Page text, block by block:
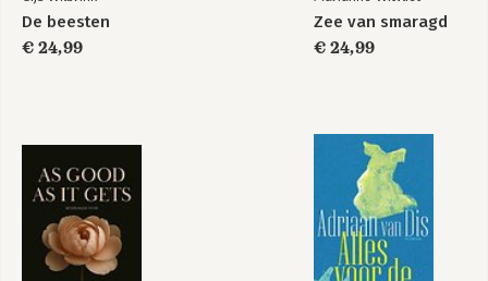
De beesten
€ 24,99
Zee van smaragd
€ 24,99